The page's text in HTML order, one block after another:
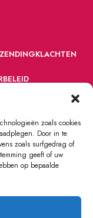
zoals cookies
Door in te
zoals surfgedrag of
geeft of uw
op bepaalde
KLACHTEN
MELS.